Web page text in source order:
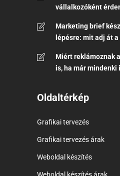
vállalkozóként
Marketing brief
lépésre: mit adj át
Miért reklámoznak
is, ha már mindenki
Oldaltérkép
Grafikai tervezés
Grafikai tervezés árak
Weboldal készítés
Weboldal készítés árak